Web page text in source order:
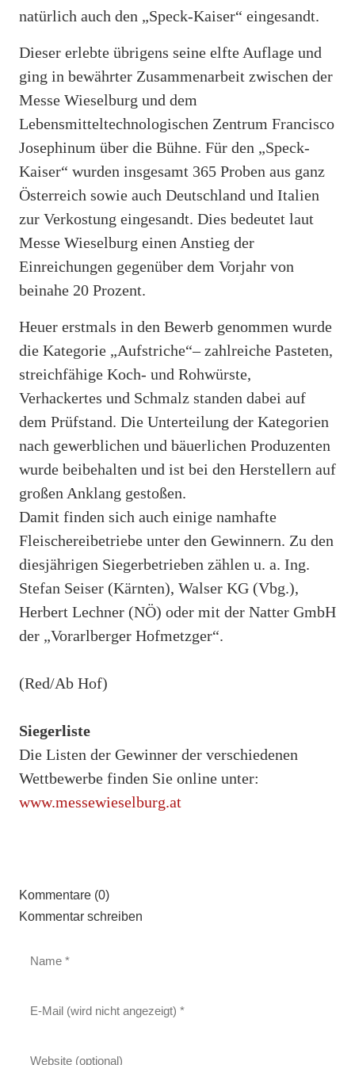
natürlich auch den „Speck-Kaiser“ eingesandt.
Dieser erlebte übrigens seine elfte Auflage und
ging in bewährter Zusammenarbeit zwischen der
Messe Wieselburg und dem
Lebensmitteltechnologischen Zentrum Francisco
Josephinum über die Bühne. Für den „Speck-
Kaiser“ wurden insgesamt 365 Proben aus ganz
Österreich sowie auch Deutschland und Italien
zur Verkostung eingesandt. Dies bedeutet laut
Messe Wieselburg einen Anstieg der
Einreichungen gegenüber dem Vorjahr von
beinahe 20 Prozent.
Heuer erstmals in den Bewerb genommen wurde
die Kategorie „Aufstriche“– zahlreiche Pasteten,
streichfähige Koch- und Rohwürste,
Verhackertes und Schmalz standen dabei auf
dem Prüfstand. Die Unterteilung der Kategorien
nach gewerblichen und bäuerlichen Produzenten
wurde beibehalten und ist bei den Herstellern auf
großen Anklang gestoßen.
Damit finden sich auch einige namhafte
Fleischereibetriebe unter den Gewinnern. Zu den
diesjährigen Siegerbetrieben zählen u. a. Ing.
Stefan Seiser (Kärnten), Walser KG (Vbg.),
Herbert Lechner (NÖ) oder mit der Natter GmbH
der „Vorarlberger Hofmetzger“.
(Red/Ab Hof)
Siegerliste
Die Listen der Gewinner der verschiedenen
Wettbewerbe finden Sie online unter:
www.messewieselburg.at
Kommentare (0)
Kommentar schreiben